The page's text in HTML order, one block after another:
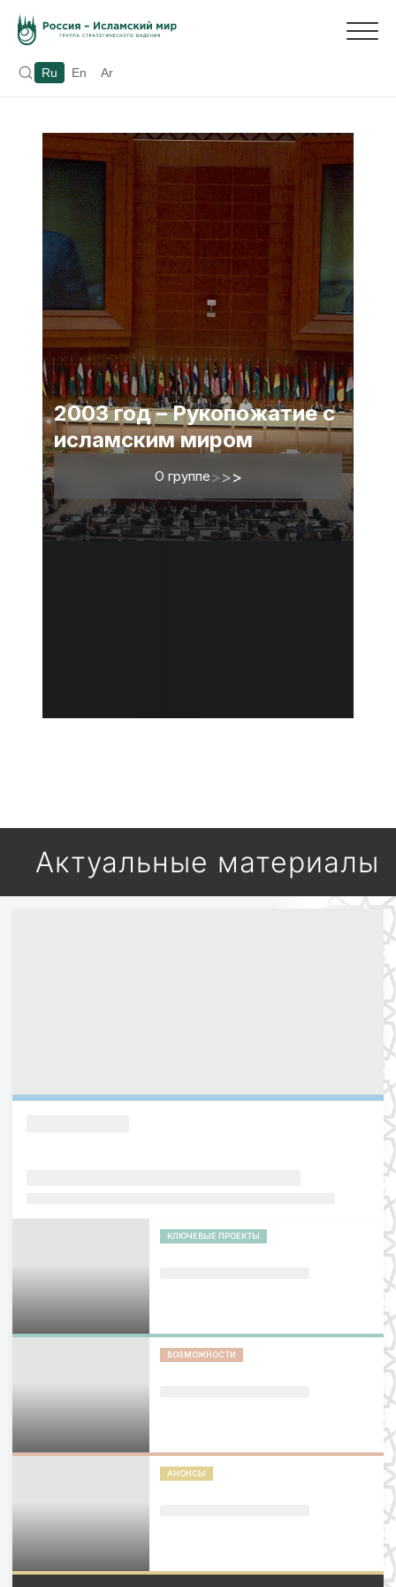
Ru En Ar
2003 год – Рукопожатие с
исламским миром
О группе>>>
Актуальные материалы
КЛЮЧЕВЫЕ ПРОЕКТЫ
ВОЗМОЖНОСТИ
АНОНСЫ